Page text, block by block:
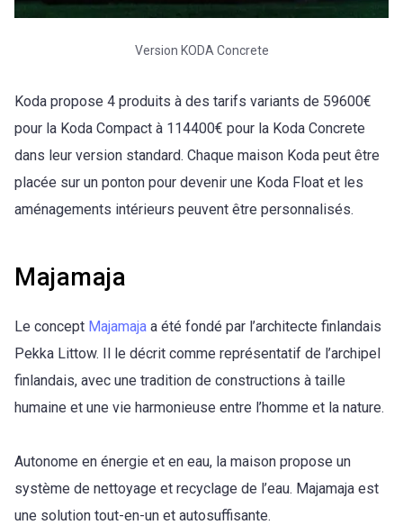
Version KODA Concrete
Koda propose 4 produits à des tarifs variants de 59600€
pour la Koda Compact à 114400€ pour la Koda Concrete
dans leur version standard. Chaque maison Koda peut être
placée sur un ponton pour devenir une Koda Float et les
aménagements intérieurs peuvent être personnalisés.
Majamaja
Le concept Majamaja a été fondé par l’architecte finlandais
Pekka Littow. Il le décrit comme représentatif de l’archipel
finlandais, avec une tradition de constructions à taille
humaine et une vie harmonieuse entre l’homme et la nature.
Autonome en énergie et en eau, la maison propose un
système de nettoyage et recyclage de l’eau. Majamaja est
une solution tout-en-un et autosuffisante.